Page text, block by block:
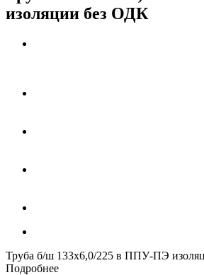
изоляции без ОДК
Труба б/ш 133х6,0/225 в ППУ-ПЭ
Подробнее